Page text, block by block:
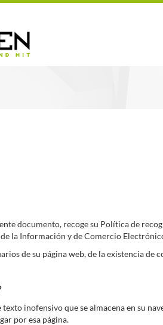
documento, recoge su Política de
la Información y de Comercio
de su página web, de la existencia
inofensivo que se almacena en su
por esa página.